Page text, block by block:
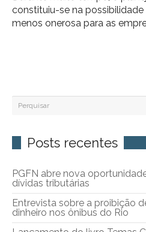
constituiu-se na
menos onerosa para as
Posts recentes
PGFN abre nova
dívidas tributárias
Entrevista sobre a proibição
dinheiro nos ônibus do Rio